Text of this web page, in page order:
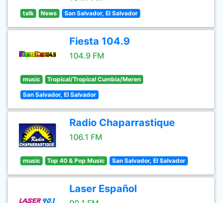
talk News San Salvador, El Salvador
Fiesta 104.9
104.9 FM
music Tropical/Tropical Cumbia/Meren
San Salvador, El Salvador
Radio Chaparrastique
106.1 FM
music Top 40 & Pop Music San Salvador, El Salvador
Laser Español